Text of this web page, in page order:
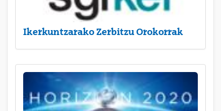
Ikerkuntzarako Zerbitzu Orokorrak